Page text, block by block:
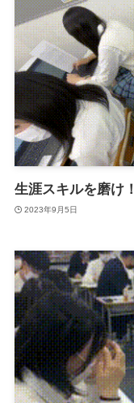
生涯スキルを磨け
2023年9月5日